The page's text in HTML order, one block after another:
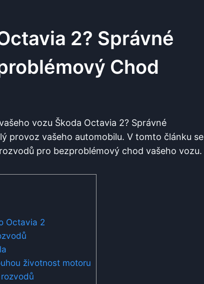
2? Správné
Chod
vozu Škoda Octavia 2? Správné
provoz vašeho automobilu. V tomto článku se
pro bezproblémový chod vašeho vozu.
Octavia 2
životnost motoru